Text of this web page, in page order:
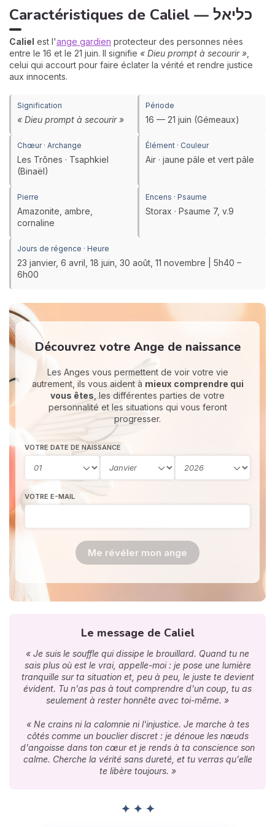
Caractéristiques de Caliel — כליאל
Caliel est l'ange gardien protecteur des personnes nées
entre le 16 et le 21 juin. Il signifie « Dieu prompt à secourir »
celui qui accourt pour faire éclater la vérité et rendre justice
aux innocents.
Signification
« Dieu prompt à secourir »
Période
16 — 21 juin (Gémeaux)
Chœur · Archange
Les Trônes · Tsaphkiel
(Binaël)
Élément · Couleur
Air · jaune pâle et vert pâle
Pierre
Amazonite, ambre,
cornaline
Encens · Psaume
Storax · Psaume 7, v.9
Jours de régence · Heure
23 janvier, 6 avril, 18 juin, 30 août, 11 novembre | 5h40 –
6h00
Découvrez votre Ange de naissance
Les Anges vous permettent de voir votre vie
autrement, ils vous aident à mieux comprendre qui
vous êtes , les différentes parties de votre
personnalité et les situations qui vous feront
progresser.
VOTRE DATE DE NAISSANCE
VOTRE E-MAIL
Me révéler mon ange
Le message de Caliel
« Je suis le souffle qui dissipe le brouillard. Quand tu ne
sais plus où est le vrai, appelle-moi : je pose une lumière
tranquille sur ta situation et, peu à peu, le juste te devient
évident. Tu n'as pas à tout comprendre d'un coup, tu as
seulement à rester honnête avec toi-même. »
« Ne crains ni la calomnie ni l'injustice. Je marche à tes
côtés comme un bouclier discret : je dénoue les nœuds
d'angoisse dans ton cœur et je rends à ta conscience son
calme. Cherche la vérité sans dureté, et tu verras qu'elle
te libère toujours. »
✦ ✦ ✦